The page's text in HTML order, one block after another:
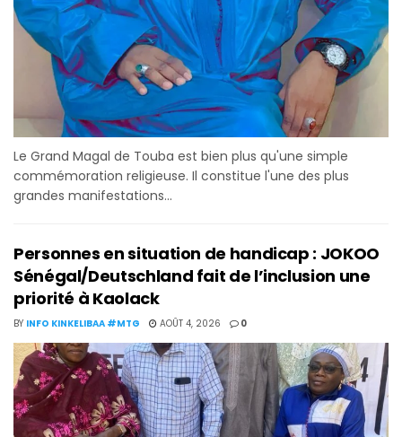
Le Grand Magal de Touba est bien plus qu'une simple
commémoration religieuse. Il constitue l'une des plus
grandes manifestations...
Personnes en situation de handicap : JOKOO
Sénégal/Deutschland fait de l’inclusion une
priorité à Kaolack
BY INFO KINKELIBAA #MTG AOÛT 4, 2026 0